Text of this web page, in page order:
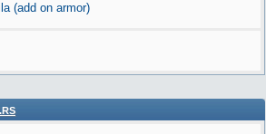
(add on armor)